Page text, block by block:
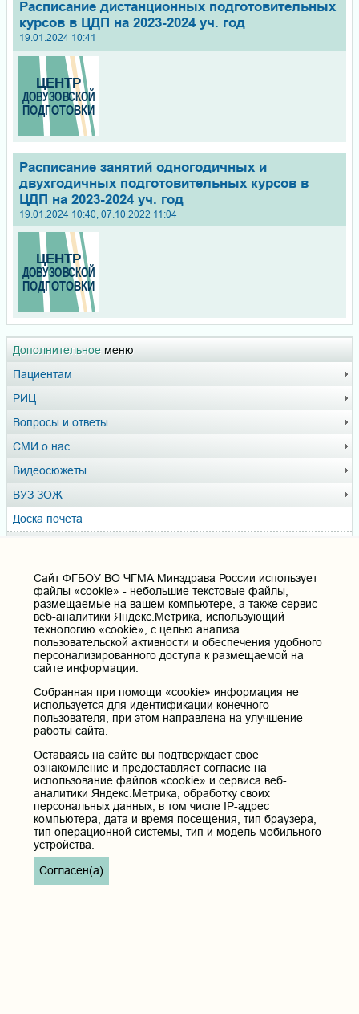
Дополнительное меню
Пациентам
РИЦ
Вопросы и ответы
СМИ о нас
Видеосюжеты
ВУЗ ЗОЖ
Доска почёта
Расписание дистанционных подготовительных
курсов в ЦДП на 2023-2024 уч. год
19.01.2024 10:41
Расписание занятий одногодичных и
двухгодичных подготовительных курсов в
ЦДП на 2023-2024 уч. год
19.01.2024 10:40, 07.10.2022 11:04
Полезные ссылки
Министерство здравоохранения РФ
Горячая линия для обращений в Министерство
здравоохранения Российской Федерации
Министерство просвещения Российской Федерации
Единая коллекция цифровых образовательных ресурсов
ФГБОУ ВО "Пензенский государственный университет"
Кафедра терапия
Контактные данные и телефоны
Федеральное государственное бюджетное образовательное
учреждение высшего образования «Читинская
государственная медицинская академия» Министерства
здравоохранения Российской Федерации
Юридический и фактический адрес:
672000, Российская Федерация, Забайкальский край, г. Чита, ул.
Cайт ФГБОУ ВО ЧГМА Минздрава России использует
файлы «cookie» - небольшие текстовые файлы,
размещаемые на вашем компьютере, а также сервис
веб-аналитики Яндекс.Метрика, использующий
технологию «cookie», с целью анализа
пользовательской активности и обеспечения удобного
персонализированного доступа к размещаемой на
сайте информации.
Собранная при помощи «cookie» информация не
используется для идентификации конечного
пользователя, при этом направлена на улучшение
работы сайта.
Оставаясь на сайте вы подтверждает свое
ознакомление и предоставляет согласие на
использование файлов «cookie» и сервиса веб-
аналитики Яндекс.Метрика, обработку своих
персональных данных, в том числе IP-адрес
компьютера, дата и время посещения, тип браузера,
тип операционной системы, тип и модель мобильного
устройства.
Согласен(а)